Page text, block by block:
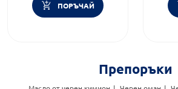
ПОРЪЧАЙ
Препоръки